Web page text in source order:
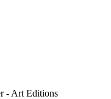
- Art Editions